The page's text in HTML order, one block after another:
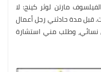
مارتن لوثر كينج: لا
قبل مدة حادثني رجل أعمال
وطلب مني استشارة